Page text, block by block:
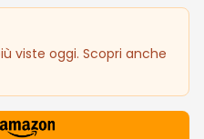
viste oggi. Scopri anche